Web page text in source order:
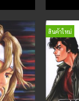
สินค้าใหม่